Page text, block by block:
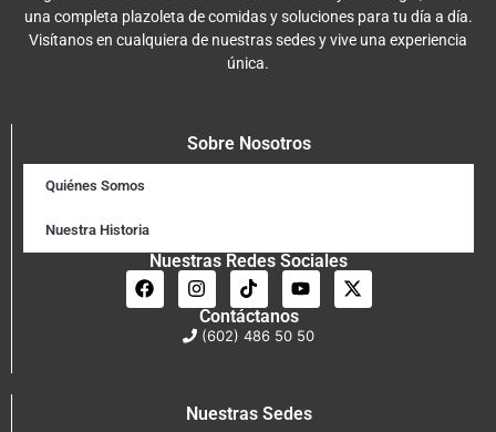
una completa plazoleta de comidas y soluciones para tu día a día.
Visítanos en cualquiera de nuestras sedes y vive una experiencia
única.
Sobre Nosotros
Quiénes Somos
Nuestra Historia
Nuestras Redes Sociales
Contáctanos
(602) 486 50 50
Nuestras Sedes